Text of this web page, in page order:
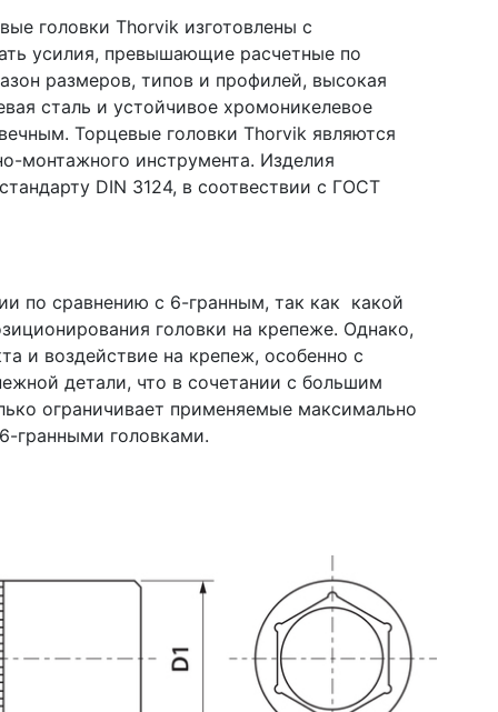
головки Thorvik изготовлены с
усилия, превышающие расчетные по
размеров, типов и профилей, высокая
сталь и устойчивое хромоникелевое
Торцевые головки Thorvik являются
монтажного инструмента. Изделия
DIN 3124, в соотвествии с ГОСТ
по сравнению с 6-гранным, так как какой
головки на крепеже. Однако,
и воздействие на крепеж, особенно с
детали, что в сочетании с большим
ограничивает применяемые максимально
гранными головками.